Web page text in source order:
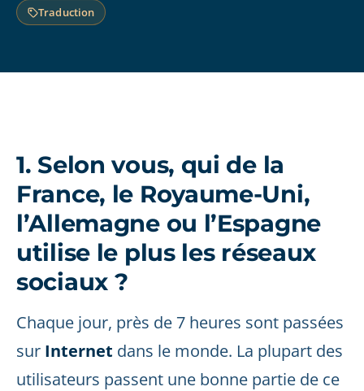
Traduction
1. Selon vous, qui de la
France, le Royaume-Uni,
l’Allemagne ou l’Espagne
utilise le plus les réseaux
sociaux ?
Chaque jour, près de 7 heures sont passées
sur Internet dans le monde. La plupart des
utilisateurs passent une bonne partie de ce